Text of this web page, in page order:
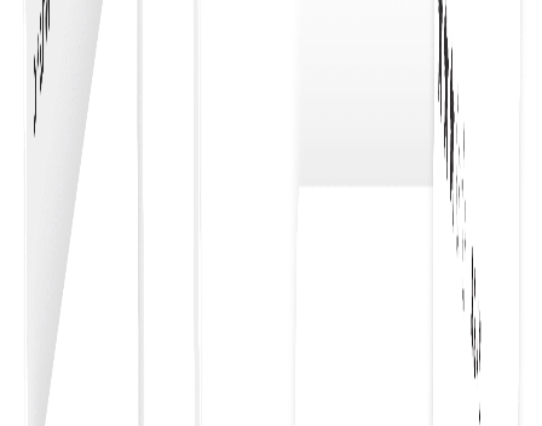
Firmeneinkaufskasse
Optimiert den Einkauf für Unternehmen und bietet einen
nahtlosen, effizienten Prozess, der die Produktivität
steigert und das Ausgabenmanagement vereinfacht.
Genehmigungs-Workflow
Die Integration Ihres Genehmigungs-Workflows mit der
Kasse rationalisiert den Einkaufsprozess, gewährleistet
rechtzeitige Genehmigungen und steigert die Effizienz
der Beschaffungsvorgänge.